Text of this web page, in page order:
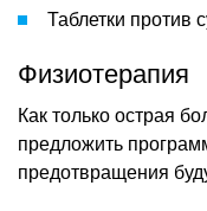
Таблетки против
Физиотерапия
Как только острая
предложить
предотвращения